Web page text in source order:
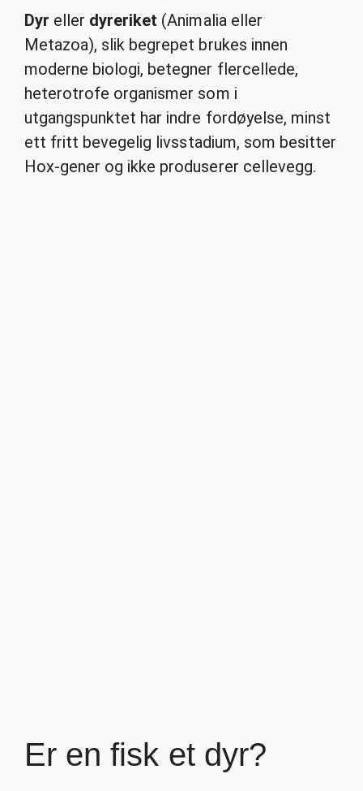
Dyr eller dyreriket (Animalia eller
Metazoa), slik begrepet brukes innen
moderne biologi, betegner flercellede,
heterotrofe organismer som i
utgangspunktet har indre fordøyelse, minst
ett fritt bevegelig livsstadium, som besitter
Hox-gener og ikke produserer cellevegg.
Er en fisk et dyr?